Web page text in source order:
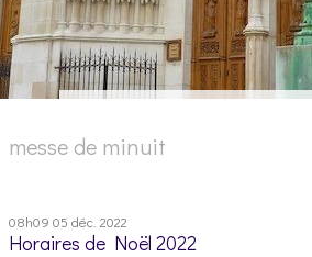
messe de minuit
08h09 05 déc. 2022
Horaires de Noël 2022